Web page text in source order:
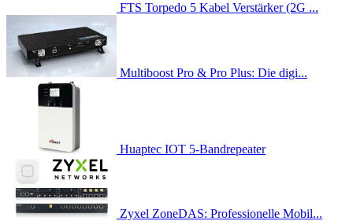
FTS Torpedo 5 Kabel Verstärker (2G ...
Multiboost Pro & Pro Plus: Die digi...
Huaptec IOT 5-Bandrepeater
Zyxel ZoneDAS: Professionelle Mobil...